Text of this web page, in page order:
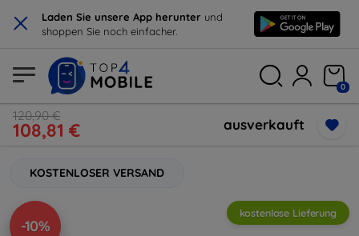
× Laden Sie unsere App herunter und
shoppen Sie noch einfacher.
0
120,90 €
108,81 € ausverkauft
KOSTENLOSER VERSAND
-10%
kostenlose Lieferung